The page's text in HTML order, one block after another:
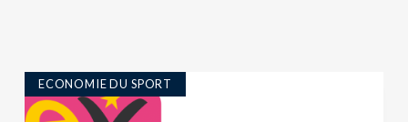
ECONOMIE DU SPORT